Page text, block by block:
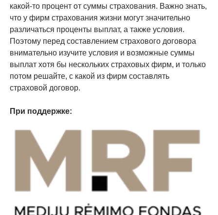
какой-то процент от суммы страхования. Важно знать,
что у фирм страхования жизни могут значительно
различаться проценты выплат, а также условия.
Поэтому перед составлением страхового договора
внимательно изучите условия и возможные суммы
выплат хотя бы нескольких страховых фирм, и только
потом решайте, с какой из фирм составлять
страховой договор.
При поддержке: